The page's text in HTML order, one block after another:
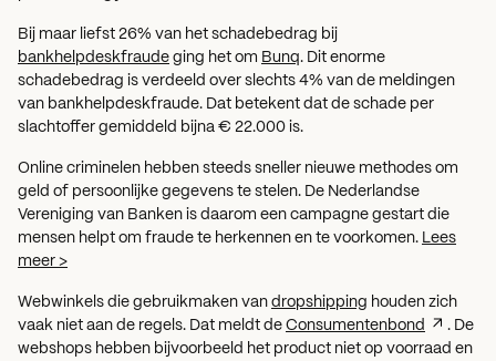
Bij maar liefst 26% van het schadebedrag bij
bankhelpdeskfraude ging het om Bunq. Dit enorme
schadebedrag is verdeeld over slechts 4% van de meldingen
van bankhelpdeskfraude. Dat betekent dat de schade per
slachtoffer gemiddeld bijna € 22.000 is.
Online criminelen hebben steeds sneller nieuwe methodes om
geld of persoonlijke gegevens te stelen. De Nederlandse
Vereniging van Banken is daarom een campagne gestart die
mensen helpt om fraude te herkennen en te voorkomen. Lees
meer >
Webwinkels die gebruikmaken van dropshipping houden zich
vaak niet aan de regels. Dat meldt de Consumentenbond
. De
webshops hebben bijvoorbeeld het product niet op voorraad en